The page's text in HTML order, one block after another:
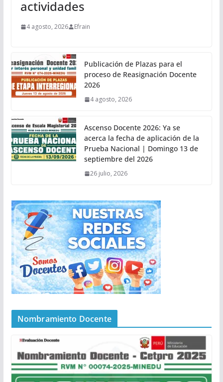
actividades
4 agosto, 2026 Efrain
Publicación de Plazas para el
proceso de Reasignación Docente
2026
4 agosto, 2026
Ascenso Docente 2026: Ya se
acerca la fecha de aplicación de la
Prueba Nacional | Domingo 13 de
septiembre del 2026
26 julio, 2026
Nombramiento Docente